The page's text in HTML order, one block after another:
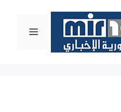
القائمة